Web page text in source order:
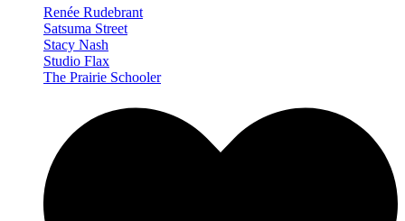
Renée Rudebrant
Satsuma Street
Stacy Nash
Studio Flax
The Prairie Schooler